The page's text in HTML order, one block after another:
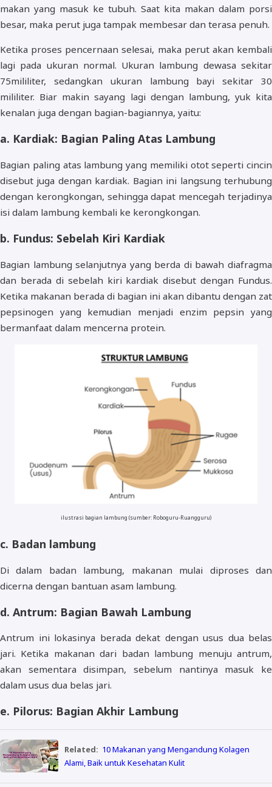
makan yang masuk ke tubuh. Saat kita makan dalam porsi
besar, maka perut juga tampak membesar dan terasa penuh.
Ketika proses pencernaan selesai, maka perut akan kembali
lagi pada ukuran normal. Ukuran lambung dewasa sekitar
75mililiter, sedangkan ukuran lambung bayi sekitar 30
mililiter. Biar makin sayang lagi dengan lambung, yuk kita
kenalan juga dengan bagian-bagiannya, yaitu:
a. Kardiak: Bagian Paling Atas Lambung
Bagian paling atas lambung yang memiliki otot seperti cincin
disebut juga dengan kardiak. Bagian ini langsung terhubung
dengan kerongkongan, sehingga dapat mencegah terjadinya
isi dalam lambung kembali ke kerongkongan.
b. Fundus: Sebelah Kiri Kardiak
Bagian lambung selanjutnya yang berda di bawah diafragma
dan berada di sebelah kiri kardiak disebut dengan Fundus.
Ketika makanan berada di bagian ini akan dibantu dengan zat
pepsinogen yang kemudian menjadi enzim pepsin yang
bermanfaat dalam mencerna protein.
ilustrasi bagian lambung (sumber: Roboguru-Ruangguru)
c. Badan lambung
Di dalam badan lambung, makanan mulai diproses dan
dicerna dengan bantuan asam lambung.
d. Antrum: Bagian Bawah Lambung
Antrum ini lokasinya berada dekat dengan usus dua belas
jari. Ketika makanan dari badan lambung menuju antrum,
akan sementara disimpan, sebelum nantinya masuk ke
dalam usus dua belas jari.
e. Pilorus: Bagian Akhir Lambung
Related: 10 Makanan yang Mengandung Kolagen
Alami, Baik untuk Kesehatan Kulit